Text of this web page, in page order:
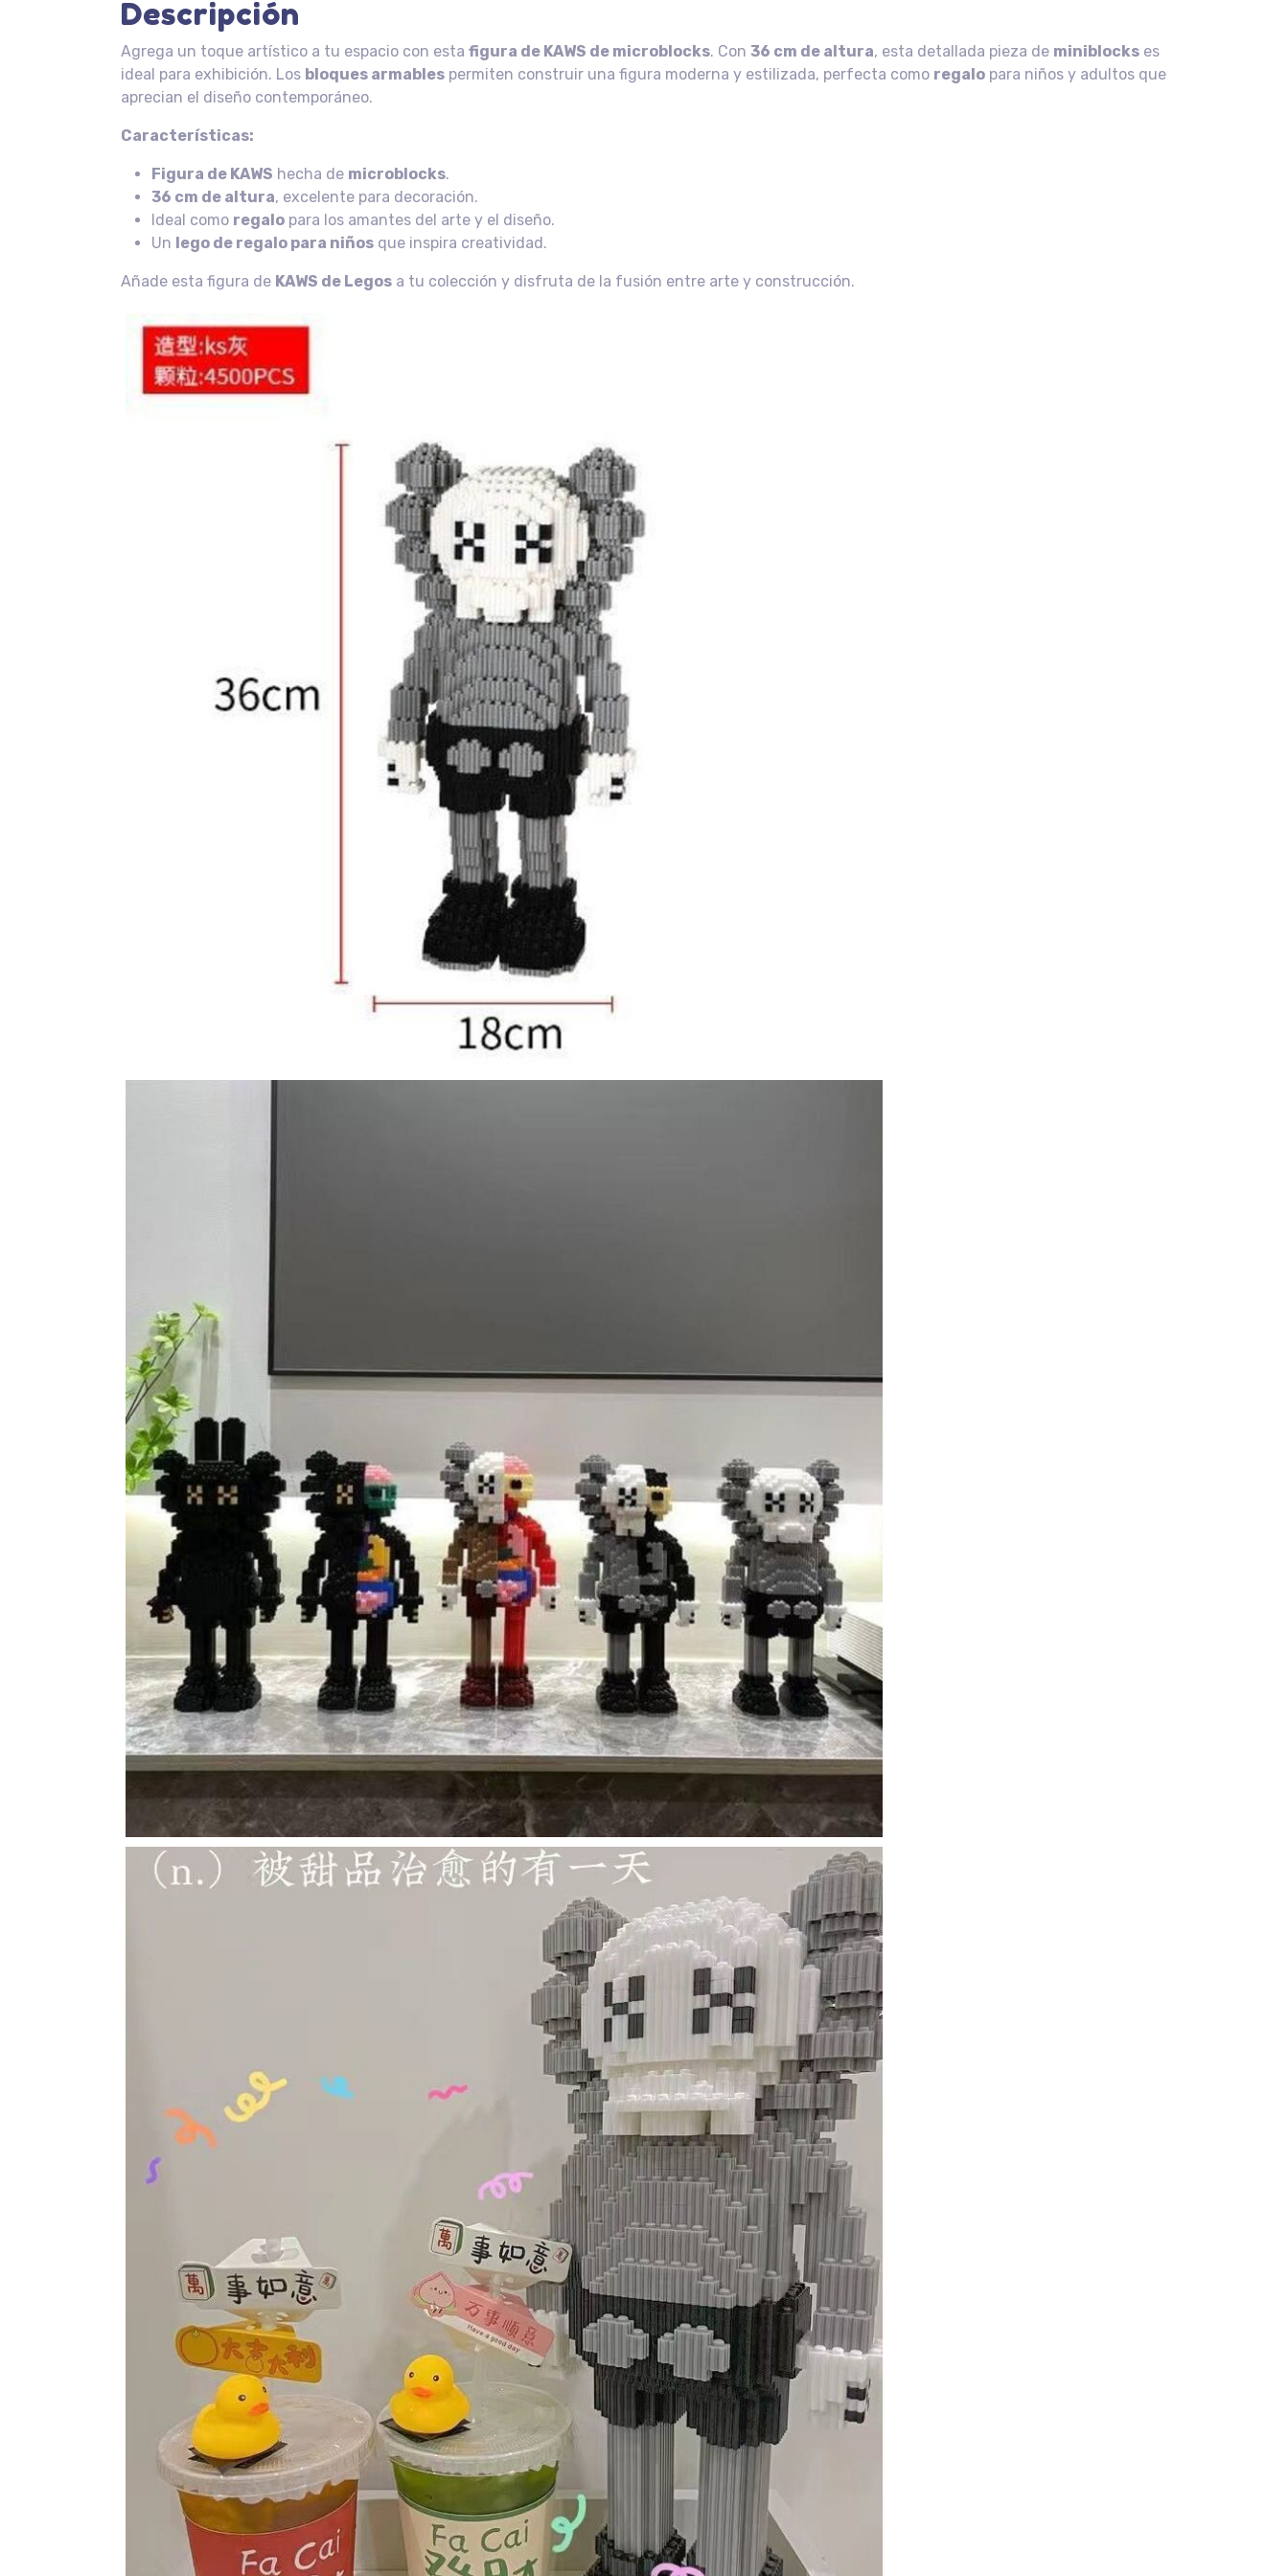
Descripción
Agrega un toque artístico a tu espacio con esta figura de KAWS de microblocks. Con 36 cm de altura, esta detallada pieza de miniblocks es
ideal para exhibición. Los bloques armables permiten construir una figura moderna y estilizada, perfecta como regalo para niños y adultos que
aprecian el diseño contemporáneo.
Características:
Figura de KAWS hecha de microblocks.
36 cm de altura, excelente para decoración.
Ideal como regalo para los amantes del arte y el diseño.
Un lego de regalo para niños que inspira creatividad.
Añade esta figura de KAWS de Legos a tu colección y disfruta de la fusión entre arte y construcción.